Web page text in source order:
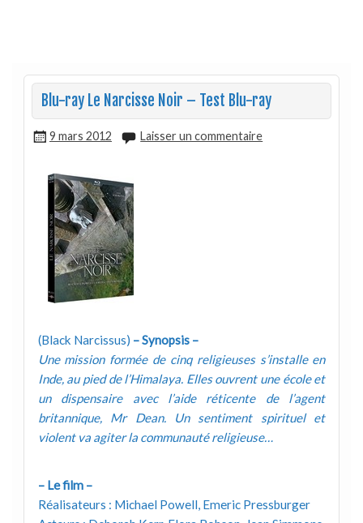
Blu-ray Le Narcisse Noir – Test Blu-ray
9 mars 2012 Laisser un commentaire
(Black Narcissus) – Synopsis –
Une mission formée de cinq religieuses s’installe en
Inde, au pied de l’Himalaya. Elles ouvrent une école et
un dispensaire avec l’aide réticente de l’agent
britannique, Mr Dean. Un sentiment spirituel et
violent va agiter la communauté religieuse…
– Le film –
Réalisateurs : Michael Powell, Emeric Pressburger